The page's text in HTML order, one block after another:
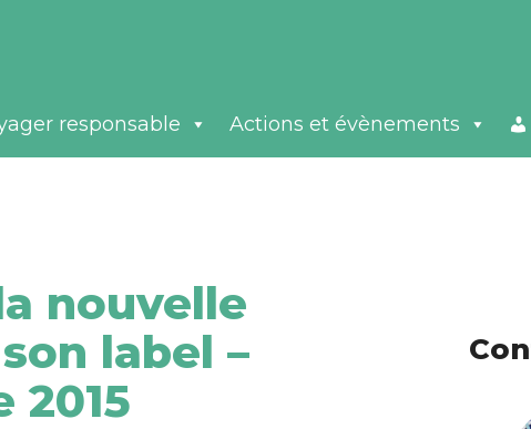
responsable Actions et évènements
nouvelle
label –
2015